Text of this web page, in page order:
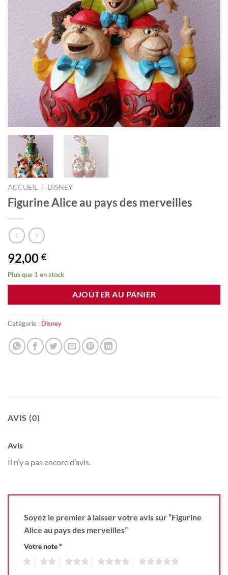
ACCUEIL / DISNEY
Figurine Alice au pays des merveilles
92,00 €
Plus que 1 en stock
AJOUTER AU PANIER
Catégorie : Disney
AVIS (0)
Avis
Il n’y a pas encore d’avis.
Soyez le premier à laisser votre avis sur “Figurine
Alice au pays des merveilles”
Votre note*